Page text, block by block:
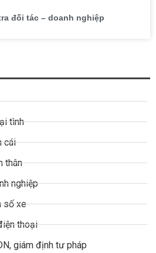
đối tác – doanh nghiệp
tình
cái
thân
nghiệp
số xe
thoại
giám định tư pháp